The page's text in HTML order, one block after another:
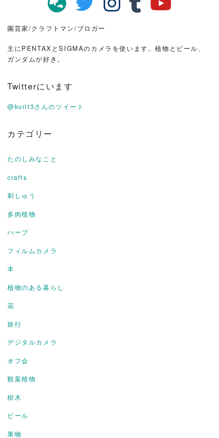
園芸家/クラフトマン/ブロガー
主にPENTAXとSIGMAのカメラを使います。植物とビール、
ガンダムが好き。
Twitterにいます
@kurit3さんのツイート
カテゴリー
たのしみなこと
crafts
刺しゅう
多肉植物
ハーブ
フィルムカメラ
本
植物のある暮らし
花
旅行
デジタルカメラ
オフ会
観葉植物
樹木
ビール
果物